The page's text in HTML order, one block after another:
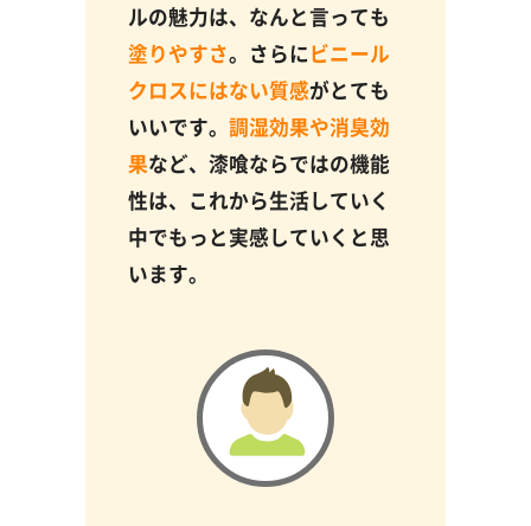
ルの魅力は、なんと言っても
塗りやすさ。さらにビニール
クロスにはない質感がとても
いいです。 調湿効果や消臭効
果など、漆喰ならではの機能
性は、これから生活していく
中でもっと実感していくと思
います。